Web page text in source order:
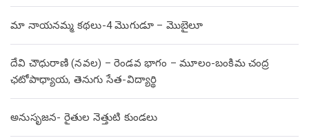
మా నాయనమ్మ కథలు-4 మొగుడూ – మొబైలూ
దేవి చౌధురాణి (నవల) – రెండవ భాగం – మూలం-బంకిమ చంద్ర
ఛటోపాధ్యాయ, తెనుగు సేత-విద్యార్థి
అనుసృజన- రైతుల నెత్తుటి కుండలు